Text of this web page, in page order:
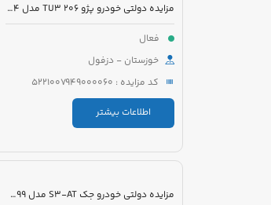
مزایده دولتی خودرو پژو 206 TU3 مدل 1394 رنگ سفید
فعال
خوزستان - دزفول
کد مزایده : 5221007949000060
اطلاعات بیشتر
مزایده دولتی خودرو جک S3-AT مدل 1399 رنگ مشکی